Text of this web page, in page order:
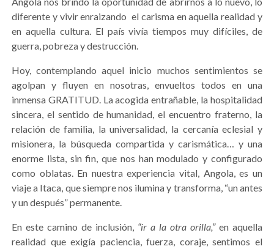
diferente y vivir enraizando el carisma en aquella realidad y
en aquella cultura. El país vivía tiempos muy difíciles, de
guerra, pobreza y destrucción.
Hoy, contemplando aquel inicio muchos sentimientos se
agolpan y fluyen en nosotras, envueltos todos en una
inmensa GRATITUD. La acogida entrañable, la hospitalidad
sincera, el sentido de humanidad, el encuentro fraterno, la
relación de familia, la universalidad, la cercanía eclesial y
misionera, la búsqueda compartida y carismática… y una
enorme lista, sin fin, que nos han modulado y configurado
como oblatas. En nuestra experiencia vital, Angola, es un
viaje a Itaca, que siempre nos ilumina y transforma, “un antes
y un después” permanente.
En este camino de inclusión, “ir a la otra orilla,”en aquella
realidad que exigía paciencia, fuerza, coraje, sentimos el